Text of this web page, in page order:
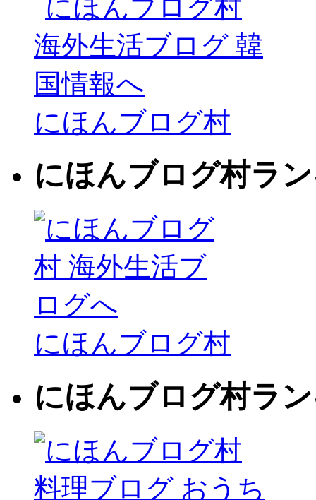
にほんブログ村
にほんブログ村ラ
にほんブログ村
にほんブログ村ラ